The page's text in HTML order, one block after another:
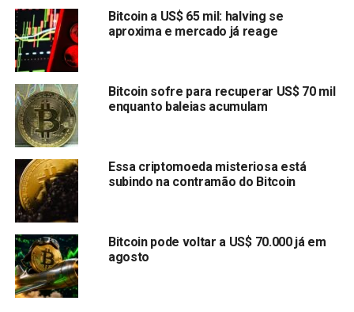
Quais São os Melhores Altcoins
para Comprar nos EUA?
Os melhores altcoins para comprar nos EUA são tokens
que foram devidamente avaliados para gerar lucros de
longo prazo. Aqui está uma lista de altcoins
cuidadosamente selecionados para investir:
1. PropiChain (PCHAIN):
Maximização de Oportunidades
Imobiliárias na Blockchain
Bitcoin a US$ 65 mil: halving se
aproxima e mercado já reage
Bitcoin sofre para recuperar US$ 70 mil
enquanto baleias acumulam
Essa criptomoeda misteriosa está
subindo na contramão do Bitcoin
Bitcoin pode voltar a US$ 70.000 já em
agosto